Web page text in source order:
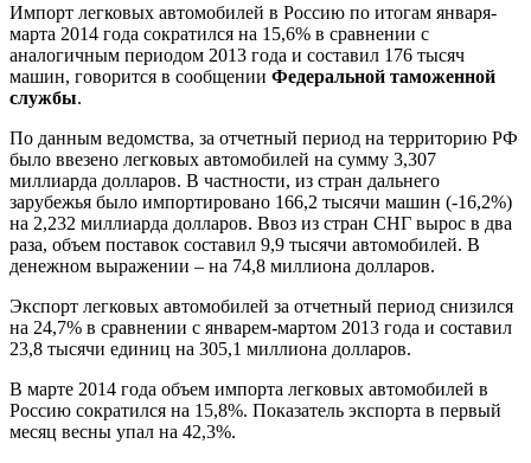
Импорт легковых автомобилей в Россию по итогам января-
марта 2014 года сократился на 15,6% в сравнении с
аналогичным периодом 2013 года и составил 176 тысяч
машин, говорится в сообщении Федеральной таможенной
службы.
По данным ведомства, за отчетный период на территорию РФ
было ввезено легковых автомобилей на сумму 3,307
миллиарда долларов. В частности, из стран дальнего
зарубежья было импортировано 166,2 тысячи машин (-16,2%)
на 2,232 миллиарда долларов. Ввоз из стран СНГ вырос в два
раза, объем поставок составил 9,9 тысячи автомобилей. В
денежном выражении – на 74,8 миллиона долларов.
Экспорт легковых автомобилей за отчетный период снизился
на 24,7% в сравнении с январем-мартом 2013 года и составил
23,8 тысячи единиц на 305,1 миллиона долларов.
В марте 2014 года объем импорта легковых автомобилей в
Россию сократился на 15,8%. Показатель экспорта в первый
месяц весны упал на 42,3%.